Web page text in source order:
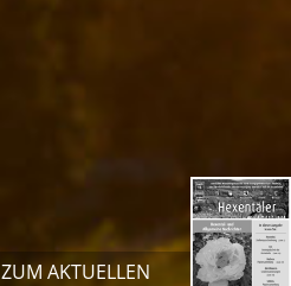
ZUM AKTUELLEN